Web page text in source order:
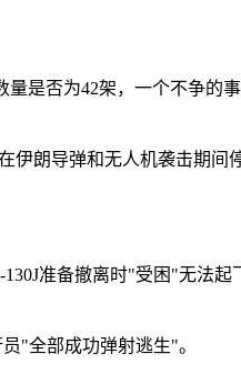
是否为42架，一个不争的事
伊朗导弹和无人机袭击期间
准备撤离时"受困"无法起
"全部成功弹射逃生"。